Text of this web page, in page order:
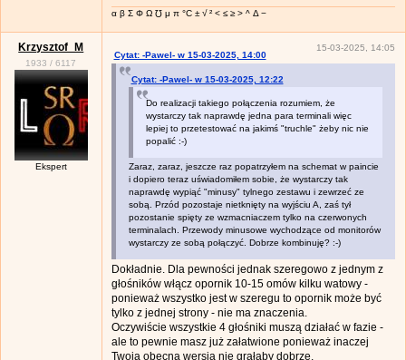
α β Σ Φ Ω ℧ μ π °C ± √ ² < ≤ ≥ > ^ Δ −
Krzysztof_M
1933 /6117
Ekspert
15-03-2025, 14:05
Cytat: -Pawel- w 15-03-2025, 14:00
Cytat: -Pawel- w 15-03-2025, 12:22
Do realizacji takiego połączenia rozumiem, że
wystarczy tak naprawdę jedna para terminali więc
lepiej to przetestować na jakimś "truchle" żeby nic nie
popalić :-)
Zaraz, zaraz, jeszcze raz popatrzyłem na schemat w paincie
i dopiero teraz uświadomiłem sobie, że wystarczy tak
naprawdę wypiąć "minusy" tylnego zestawu i zewrzeć ze
sobą. Przód pozostaje nietknięty na wyjściu A, zaś tył
pozostanie spięty ze wzmacniaczem tylko na czerwonych
terminalach. Przewody minusowe wychodzące od monitorów
wystarczy ze sobą połączyć. Dobrze kombinuję? :-)
Dokładnie. Dla pewności jednak szeregowo z jednym z
głośników włącz opornik 10-15 omów kilku watowy -
ponieważ wszystko jest w szeregu to opornik może być
tylko z jednej strony - nie ma znaczenia.
Oczywiście wszystkie 4 głośniki muszą działać w fazie -
ale to pewnie masz już załatwione ponieważ inaczej
Twoja obecna wersja nie grałaby dobrze.